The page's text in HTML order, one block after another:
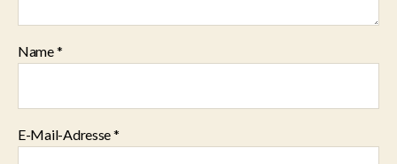
Name*
E-Mail-Adresse*